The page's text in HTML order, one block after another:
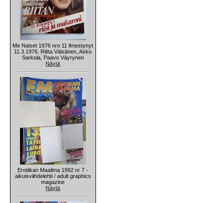
Me Naiset 1976 nro 11 ilmestynyt
11.3.1976, Riitta Väisänen, Asko
Sarkola, Paavo Väyrynen
Näytä
Erotiikan Maailma 1992 nr 7 -
aikuisviihdelehti / adult graphics
magazine
Näytä